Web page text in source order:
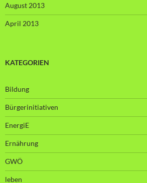
August 2013
April 2013
KATEGORIEN
Bildung
Bürgerinitiativen
EnergiE
Ernährung
GWÖ
leben